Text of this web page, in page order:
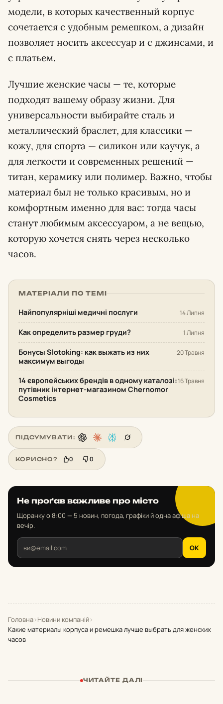
модели, в которых качественный корпус
сочетается с удобным ремешком, а дизайн
позволяет носить аксессуар и с джинсами, и
с платьем.
Лучшие женские часы — те, которые
подходят вашему образу жизни. Для
универсальности выбирайте сталь и
металлический браслет, для классики —
кожу, для спорта — силикон или каучук, а
для легкости и современных решений —
титан, керамику или полимер. Важно, чтобы
материал был не только красивым, но и
комфортным именно для вас: тогда часы
станут любимым аксессуаром, а не вещью,
которую хочется снять через несколько
часов.
МАТЕРІАЛИ ПО ТЕМІ
Найпопулярніші медичні послуги 14 Липня
Как определить размер груди? 1 Липня
Бонусы Slotoking: как выжать из них
максимум выгоды
20 Травня
14 європейських брендів в одному каталозі:
путівник інтернет-магазином Chernomor
Cosmetics
16 Травня
ПІДСУМУВАТИ:
КОРИСНО? 0 0
Не проґав важливе про місто
Щоранку о 8:00 — 5 новин, погода, графіки й одна афіша на
вечір.
OK
Головна›Новини компаній›
Какие материалы корпуса и ремешка лучше выбрать для женских
часов
ЧИТАЙТЕ ДАЛІ